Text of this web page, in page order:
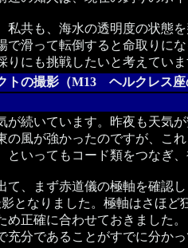
共も、海水の透明度の状態
で滑って転倒すると命取りに
りにも挑戦したいと考えてい
トの撮影（M13 ヘルクレス
続いています。昨夜も天気
の風が強かったのですが、こ
といってもコード類をつなぎ
、まず赤道儀の極軸を確認
となりました。極軸はさほ
め正確に合わせておきました
充分であることがすでに分か